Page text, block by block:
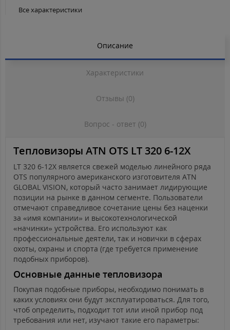
Все характеристики
Описание
Характеристики
Отзывы (0)
Вопрос - ответ (0)
Тепловизоры ATN OTS LT 320 6-12X
LT 320 6-12X является свежей моделью линейного ряда
OTS популярного американского изготовителя ATN
GLOBAL VISION, который часто занимает лидирующие
позиции на рынке в данном сегменте. Пользователи
отмечают справедливое сочетание цены без наценки
за «имя компании» и высокотехнологической
«начинки» устройства. Его используют как
профессиональные деятели, так и новички в сферах
охоты, охраны и спорта (где требуется применение
подобных приборов).
Основные данные тепловизора
Покупая подобные приборы, необходимо понимать в
каких условиях они будут эксплуатироваться. Для того,
чтоб определить, подходит тот или иной прибор под
требования или нет, изучают такие его параметры: